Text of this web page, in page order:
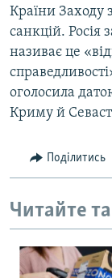
Країни Заходу
санкцій. Росія
називає це
оголосила
Криму й
Поділитись
Читайте